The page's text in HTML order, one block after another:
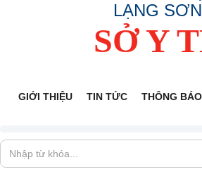
LẠNG SƠN
SỞ Y
GIỚI THIỆU TIN TỨC THÔNG BÁO